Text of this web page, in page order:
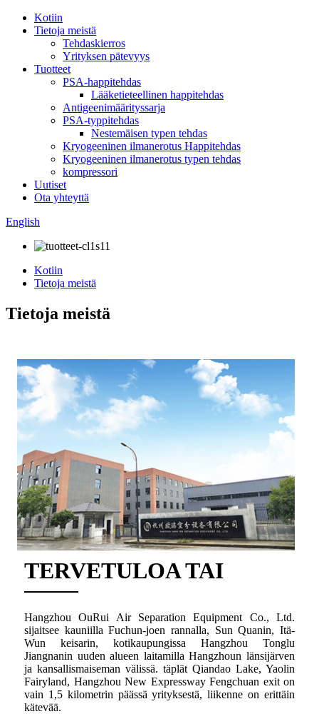
Kotiin
Tietoja meistä
Tehdaskierros
Yrityksen pätevyys
Tuotteet
PSA-happitehdas
Lääketieteellinen happitehdas
Antigeenimäärityssarja
PSA-typpitehdas
Nestemäisen typen tehdas
Kryogeeninen ilmanerotus Happitehdas
Kryogeeninen ilmanerotus typen tehdas
kompressori
Uutiset
Ota yhteyttä
English
Kotiin
Tietoja meistä
Tietoja meistä
TERVETULOA TAI
Hangzhou OuRui Air Separation Equipment Co., Ltd.
sijaitsee kauniilla Fuchun-joen rannalla, Sun Quanin, Itä-
Wun keisarin, kotikaupungissa Hangzhou Tonglu
Jiangnanin uuden alueen laitamilla Hangzhoun länsijärven
ja kansallismaiseman välissä. täplät Qiandao Lake, Yaolin
Fairyland, Hangzhou New Expressway Fengchuan exit on
vain 1,5 kilometrin päässä yrityksestä, liikenne on erittäin
kätevää.